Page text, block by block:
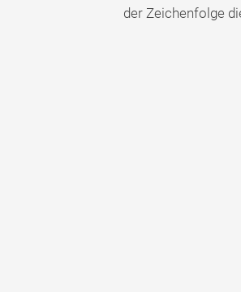
der Zeichenfolge